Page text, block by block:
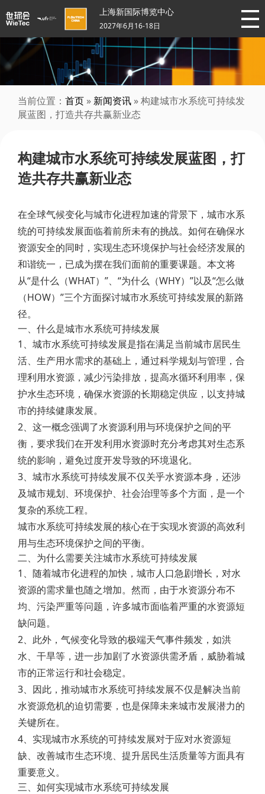
上海新国际博览中心
2027年6月16-18日
当前位置： 首页 » 新闻资讯 » 构建城市水系统可持续发
展蓝图，打造共存共赢新业态
构建城市水系统可持续发展蓝图，打
造共存共赢新业态
在全球气候变化与城市化进程加速的背景下，城市水系
统的可持续发展面临着前所未有的挑战。如何在确保水
资源安全的同时，实现生态环境保护与社会经济发展的
和谐统一，已成为摆在我们面前的重要课题。本文将
从“是什么（WHAT）”、“为什么（WHY）”以及“怎么做
（HOW）”三个方面探讨城市水系统可持续发展的新路
径。
一、什么是城市水系统可持续发展
1、城市水系统可持续发展是指在满足当前城市居民生
活、生产用水需求的基础上，通过科学规划与管理，合
理利用水资源，减少污染排放，提高水循环利用率，保
护水生态环境，确保水资源的长期稳定供应，以支持城
市的持续健康发展。
2、这一概念强调了水资源利用与环境保护之间的平
衡，要求我们在开发利用水资源时充分考虑其对生态系
统的影响，避免过度开发导致的环境退化。
3、城市水系统可持续发展不仅关乎水资源本身，还涉
及城市规划、环境保护、社会治理等多个方面，是一个
复杂的系统工程。
城市水系统可持续发展的核心在于实现水资源的高效利
用与生态环境保护之间的平衡。
二、为什么需要关注城市水系统可持续发展
1、随着城市化进程的加快，城市人口急剧增长，对水
资源的需求量也随之增加。然而，由于水资源分布不
均、污染严重等问题，许多城市面临着严重的水资源短
缺问题。
2、此外，气候变化导致的极端天气事件频发，如洪
水、干旱等，进一步加剧了水资源供需矛盾，威胁着城
市的正常运行和社会稳定。
3、因此，推动城市水系统可持续发展不仅是解决当前
水资源危机的迫切需要，也是保障未来城市发展潜力的
关键所在。
4、实现城市水系统的可持续发展对于应对水资源短
缺、改善城市生态环境、提升居民生活质量等方面具有
重要意义。
三、如何实现城市水系统可持续发展